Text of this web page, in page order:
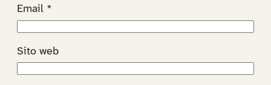
Email *
Sito web